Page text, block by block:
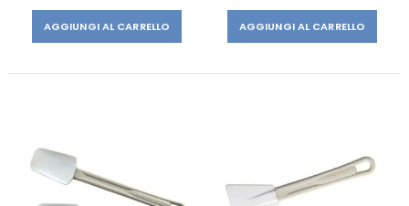
AGGIUNGI AL CARRELLO AGGIUNGI AL CARRELLO